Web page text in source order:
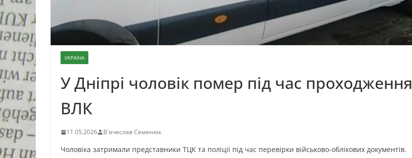
УКРАЇНА
У Дніпрі чоловік помер під час проходження
ВЛК
11.05.2026 В'ячеслав Семенюк
Чоловіка затримали представники ТЦК та поліції під час перевірки військово-облікових документів.